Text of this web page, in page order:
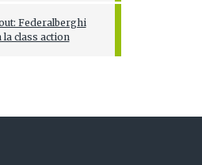
Federalberghi
class action